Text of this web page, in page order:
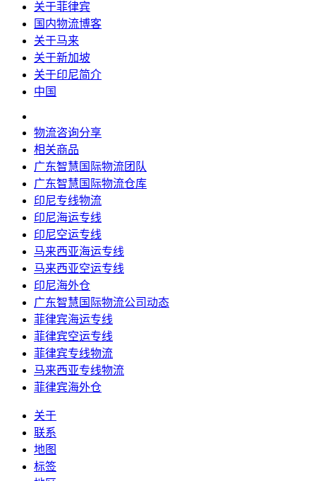
关于菲律宾
国内物流博客
关于马来
关于新加坡
关于印尼简介
中国
物流咨询分享
相关商品
广东智慧国际物流团队
广东智慧国际物流仓库
印尼专线物流
印尼海运专线
印尼空运专线
马来西亚海运专线
马来西亚空运专线
印尼海外仓
广东智慧国际物流公司动态
菲律宾海运专线
菲律宾空运专线
菲律宾专线物流
马来西亚专线物流
菲律宾海外仓
关于
联系
地图
标签